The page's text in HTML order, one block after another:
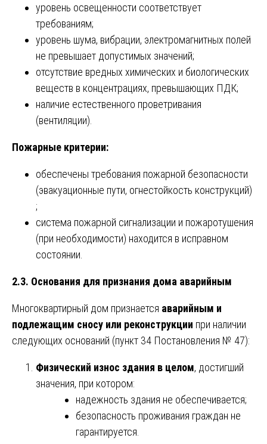
уровень освещенности соответствует
требованиям;
уровень шума, вибрации, электромагнитных полей
не превышает допустимых значений;
отсутствие вредных химических и биологических
веществ в концентрациях, превышающих ПДК;
наличие естественного проветривания
(вентиляции).
Пожарные критерии:
обеспечены требования пожарной безопасности
(эвакуационные пути, огнестойкость конструкций)
;
система пожарной сигнализации и пожаротушения
(при необходимости) находится в исправном
состоянии.
2.3. Основания для признания дома аварийным
Многоквартирный дом признается аварийным и
подлежащим сносу или реконструкции при наличии
следующих оснований (пункт 34 Постановления № 47):
Физический износ здания в целом, достигший
значения, при котором:
надежность здания не обеспечивается;
безопасность проживания граждан не
гарантируется.